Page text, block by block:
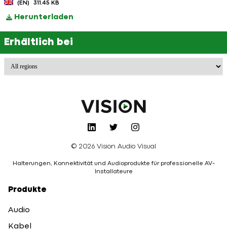
(EN) 311.45 KB
Herunterladen
Erhältlich bei
© 2026 Vision Audio Visual
Halterungen, Konnektivität und Audioprodukte für professionelle AV-
Installateure
Produkte
Audio
Kabel